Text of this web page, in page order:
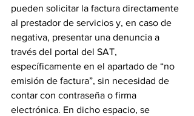
pueden solicitar la factura directamente
al prestador de servicios y, en caso de
negativa, presentar una denuncia a
través del portal del SAT,
específicamente en el apartado de “no
emisión de factura”, sin necesidad de
contar con contraseña o firma
electrónica. En dicho espacio, se